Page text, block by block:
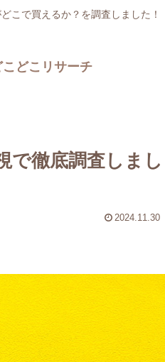
こで買えるか？を調査しました！
こどこリサーチ
で徹底調査しまし
2024.11.30